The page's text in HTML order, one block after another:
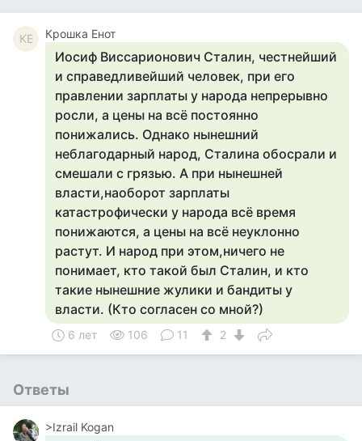
КЕ Крошка Енот
Иосиф Виссарионович Сталин, честнейший
и справедливейший человек, при его
правлении зарплаты у народа непрерывно
росли, а цены на всё постоянно
понижались. Однако нынешний
неблагодарный народ, Сталина обосрали и
смешали с грязью. А при нынешней
власти,наоборот зарплаты
катастрофически у народа всё время
понижаются, а цены на всё неуклонно
растут. И народ при этом,ничего не
понимает, кто такой был Сталин, и кто
такие нынешние жулики и бандиты у
власти. (Кто согласен со мной?)
6 лет 106 11 2
Ответы
>Izrail Kogan